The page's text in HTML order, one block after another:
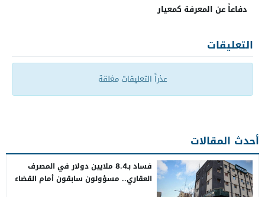
دفاعاً عن المعرفة كمعيار
التعليقات
عذراً التعليقات مغلقة
أحدث المقالات
فساد بـ8.4 ملايين دولار في المصرف
العقاري.. مسؤولون سابقون أمام القضاء